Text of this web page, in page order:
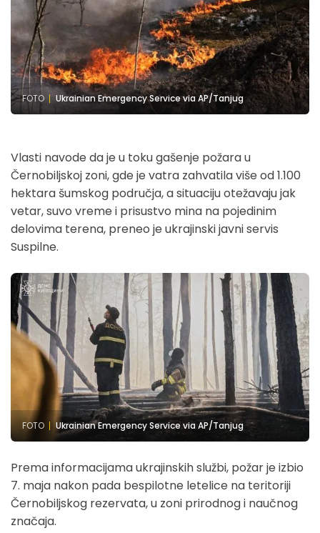
FOTO Ukrainian Emergency Service via AP/Tanjug
Vlasti navode da je u toku gašenje požara u
Černobiljskoj zoni, gde je vatra zahvatila više od 1.100
hektara šumskog područja, a situaciju otežavaju jak
vetar, suvo vreme i prisustvo mina na pojedinim
delovima terena, preneo je ukrajinski javni servis
Suspilne.
FOTO Ukrainian Emergency Service via AP/Tanjug
Prema informacijama ukrajinskih službi, požar je izbio
7. maja nakon pada bespilotne letelice na teritoriji
Černobiljskog rezervata, u zoni prirodnog i naučnog
značaja.